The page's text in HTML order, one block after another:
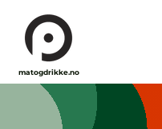
matogdrikke.no